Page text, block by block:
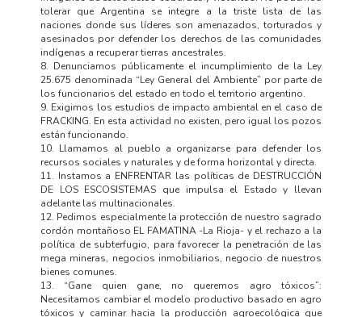
tolerar que Argentina se integre a la triste lista de las
naciones donde sus líderes son amenazados, torturados y
asesinados por defender los derechos de las comunidades
indígenas a recuperar tierras ancestrales.
8. Denunciamos públicamente el incumplimiento de la Ley
25.675 denominada “Ley General del Ambiente” por parte de
los funcionarios del estado en todo el territorio argentino.
9. Exigimos los estudios de impacto ambiental en el caso de
FRACKING. En esta actividad no existen, pero igual los pozos
están funcionando.
10. Llamamos al pueblo a organizarse para defender los
recursos sociales y naturales y de forma horizontal y directa.
11. Instamos a ENFRENTAR las políticas de DESTRUCCIÓN
DE LOS ESCOSISTEMAS que impulsa el Estado y llevan
adelante las multinacionales.
12. Pedimos especialmente la protección de nuestro sagrado
cordón montañoso EL FAMATINA -La Rioja- y el rechazo a la
política de subterfugio, para favorecer la penetración de las
mega mineras, negocios inmobiliarios, negocio de nuestros
bienes comunes.
13. “Gane quien gane, no queremos agro tóxicos”:
Necesitamos cambiar el modelo productivo basado en agro
tóxicos y caminar hacia la producción agroecológica que